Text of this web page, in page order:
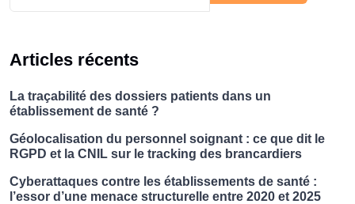
Articles récents
La traçabilité des dossiers patients dans un
établissement de santé ?
Géolocalisation du personnel soignant : ce que dit le
RGPD et la CNIL sur le tracking des brancardiers
Cyberattaques contre les établissements de santé :
l’essor d’une menace structurelle entre 2020 et 2025